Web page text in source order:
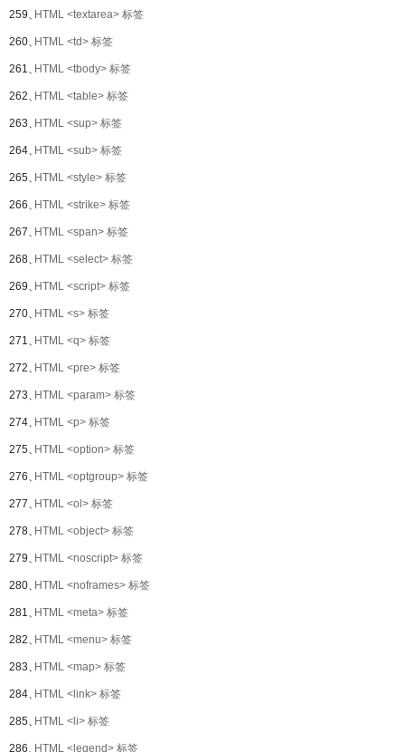
259、HTML <textarea> 标签
260、HTML <td> 标签
261、HTML <tbody> 标签
262、HTML <table> 标签
263、HTML <sup> 标签
264、HTML <sub> 标签
265、HTML <style> 标签
266、HTML <strike> 标签
267、HTML <span> 标签
268、HTML <select> 标签
269、HTML <script> 标签
270、HTML <s> 标签
271、HTML <q> 标签
272、HTML <pre> 标签
273、HTML <param> 标签
274、HTML <p> 标签
275、HTML <option> 标签
276、HTML <optgroup> 标签
277、HTML <ol> 标签
278、HTML <object> 标签
279、HTML <noscript> 标签
280、HTML <noframes> 标签
281、HTML <meta> 标签
282、HTML <menu> 标签
283、HTML <map> 标签
284、HTML <link> 标签
285、HTML <li> 标签
286、HTML <legend> 标签